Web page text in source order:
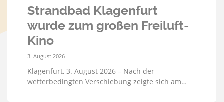
Strandbad Klagenfurt
wurde zum großen Freiluft-
Kino
3. August 2026
Klagenfurt, 3. August 2026 – Nach der
wetterbedingten Verschiebung zeigte sich am…